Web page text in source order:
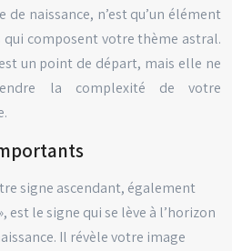
naissance, n’est qu’un élément
composent votre thème astral.
un point de départ, mais elle ne
la complexité de votre
signe ascendant, également
est le signe qui se lève à l’horizon
Il révèle votre image